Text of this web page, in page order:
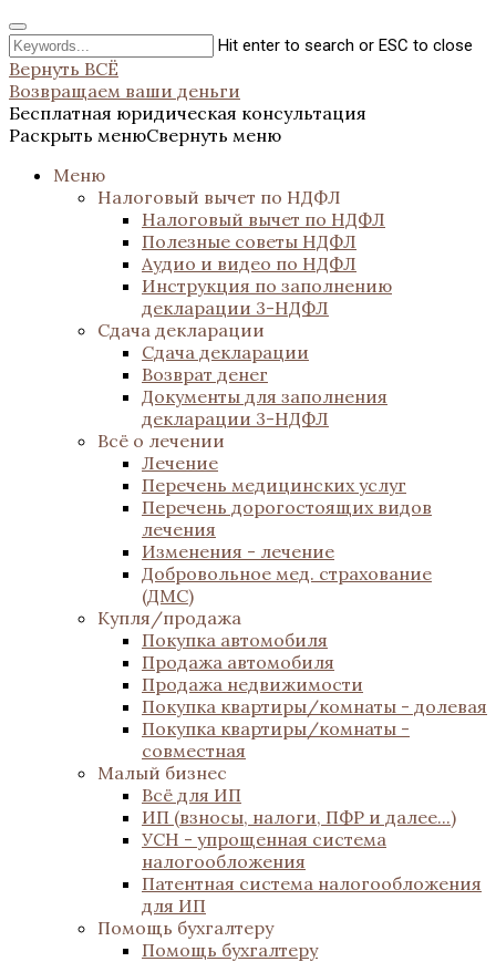
Hit enter to search or ESC to close
Вернуть ВСЁ
Возвращаем ваши деньги
Бесплатная юридическая консультация
Раскрыть менюСвернуть меню
Меню
Налоговый вычет по НДФЛ
Налоговый вычет по НДФЛ
Полезные советы НДФЛ
Аудио и видео по НДФЛ
Инструкция по заполнению
декларации 3-НДФЛ
Сдача декларации
Сдача декларации
Возврат денег
Документы для заполнения
декларации 3-НДФЛ
Всё о лечении
Лечение
Перечень медицинских услуг
Перечень дорогостоящих видов
лечения
Изменения - лечение
Добровольное мед. страхование
(ДМС)
Купля/продажа
Покупка автомобиля
Продажа автомобиля
Продажа недвижимости
Покупка квартиры/комнаты - долевая
Покупка квартиры/комнаты -
совместная
Малый бизнес
Всё для ИП
ИП (взносы, налоги, ПФР и далее...)
УСН - упрощенная система
налогообложения
Патентная система налогообложения
для ИП
Помощь бухгалтеру
Помощь бухгалтеру